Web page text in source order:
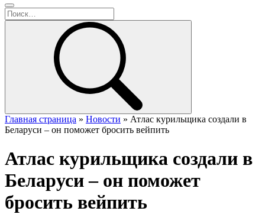
Главная страница » Новости » Атлас курильщика создали в
Беларуси – он поможет бросить вейпить
Атлас курильщика создали в
Беларуси – он поможет
бросить вейпить